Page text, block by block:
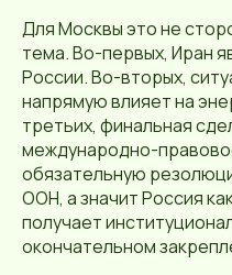
Для Москвы это не
тема. Во-первых, Иран
России. Во-вторых,
напрямую влияет на
третьих, финальная
международно-
обязательную
ООН, а значит Россия
получает
окончательном